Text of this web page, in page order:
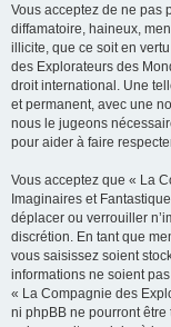
Vous acceptez de ne pas
diffamatoire, haineux,
illicite, que ce soit en
des Explorateurs des
droit international. Une
et permanent, avec une
nous le jugeons
pour aider à faire
Vous acceptez que « La
Imaginaires et
déplacer ou verrouiller
discrétion. En tant que
vous saisissez soient
informations ne soient
« La Compagnie des
ni phpBB ne pourront